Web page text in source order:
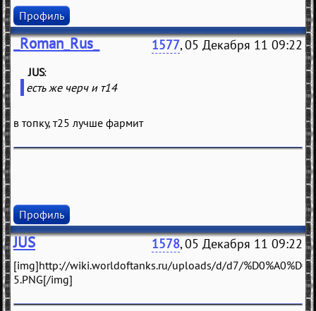
Профиль
_Roman_Rus_ 1577, 05 Декабря 11 09:22
(JUS
есть же черч и т14
в топку, т25 лучше фармит
Профиль
JUS 1578, 05 Декабря 11 09:22
[img]http://wiki.worldoftanks.ru/uploads/d/d7/
5.PNG[/img]